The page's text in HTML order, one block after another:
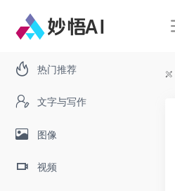
热门推荐
文字与写作
图像
视频